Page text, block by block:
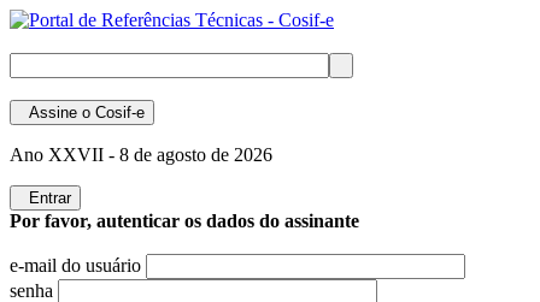
Assine o Cosif-e
Ano XXVII - 8 de agosto de 2026
Entrar
Por favor, autenticar os dados do assinante
e-mail do usuário
senha